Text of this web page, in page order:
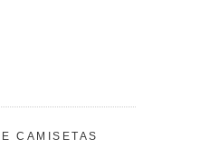
CAMISETAS